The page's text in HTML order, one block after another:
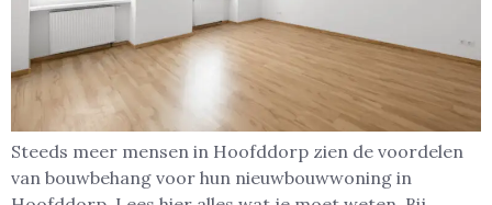
Steeds meer mensen in Hoofddorp zien de voordelen
van bouwbehang voor hun nieuwbouwwoning in